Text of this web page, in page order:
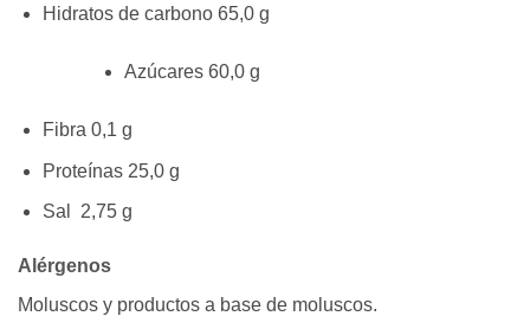
Hidratos de carbono 65,0 g
Azúcares 60,0 g
Fibra 0,1 g
Proteínas 25,0 g
Sal 2,75 g
Alérgenos
Moluscos y productos a base de moluscos.